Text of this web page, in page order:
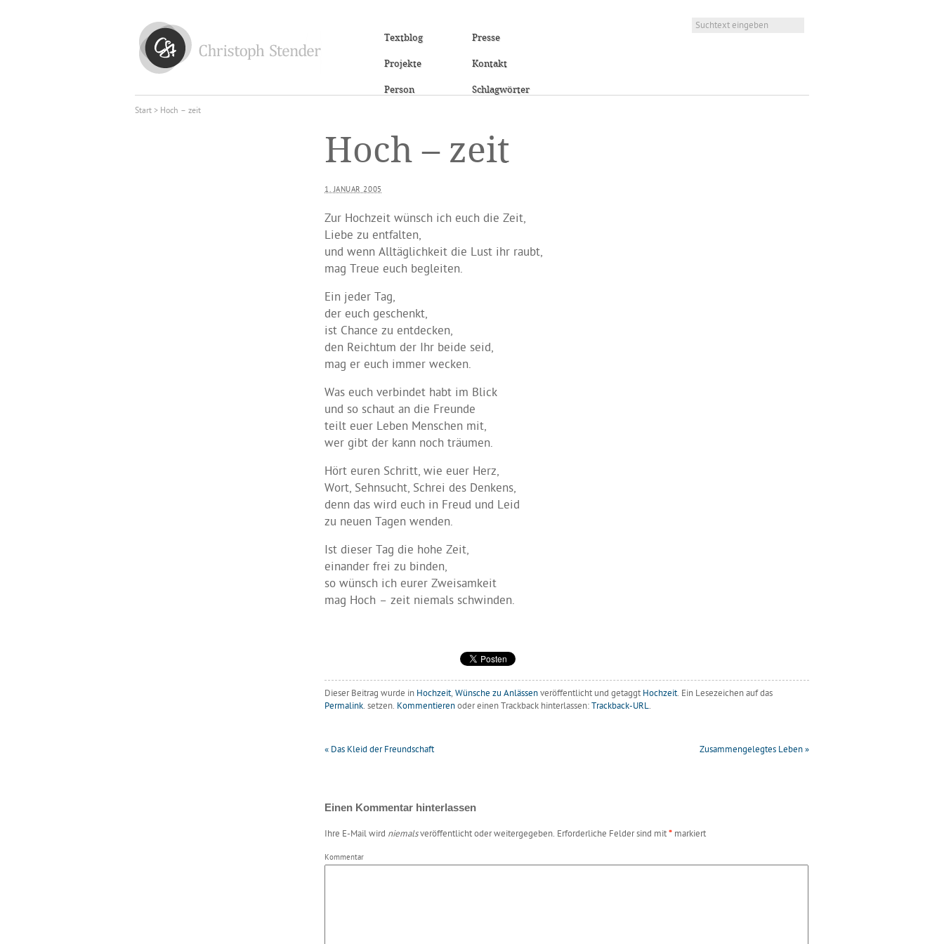
Textblog Presse
Projekte Kontakt
Person Schlagwörter
Start> Hoch – zeit
Hoch – zeit
1. JANUAR 2005
Zur Hochzeit wünsch ich euch die Zeit,
Liebe zu entfalten,
und wenn Alltäglichkeit die Lust ihr raubt,
mag Treue euch begleiten.
Ein jeder Tag,
der euch geschenkt,
ist Chance zu entdecken,
den Reichtum der Ihr beide seid,
mag er euch immer wecken.
Was euch verbindet habt im Blick
und so schaut an die Freunde
teilt euer Leben Menschen mit,
wer gibt der kann noch träumen.
Hört euren Schritt, wie euer Herz,
Wort, Sehnsucht, Schrei des Denkens,
denn das wird euch in Freud und Leid
zu neuen Tagen wenden.
Ist dieser Tag die hohe Zeit,
einander frei zu binden,
so wünsch ich eurer Zweisamkeit
mag Hoch – zeit niemals schwinden.
Dieser Beitrag wurde in Hochzeit, Wünsche zu Anlässenveröffentlicht und getaggt Hochzeit. Ein Lesezeichen auf das
Permalink. setzen. Kommentierenoder einen Trackback hinterlassen:Trackback-URL.
« Das Kleid der Freundschaft Zusammengelegtes Leben»
Einen Kommentar hinterlassen
Ihre E-Mail wird niemalsveröffentlicht oder weitergegeben. Erforderliche Felder sind mit* markiert
Kommentar